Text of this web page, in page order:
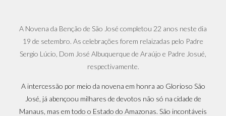
A Novena da Benção de São José completou 22 anos neste dia
19 de setembro. As celebrações forem relaizadas pelo Padre
Sergio Lúcio, Dom José Albuquerque de Araújo e Padre Josué,
respectivamente.
A intercessão por meio da novena em honra ao Glorioso São
José, já abençoou milhares de devotos não só na cidade de
Manaus, mas em todo o Estado do Amazonas. São incontáveis